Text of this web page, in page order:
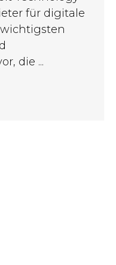
für digitale
die ...